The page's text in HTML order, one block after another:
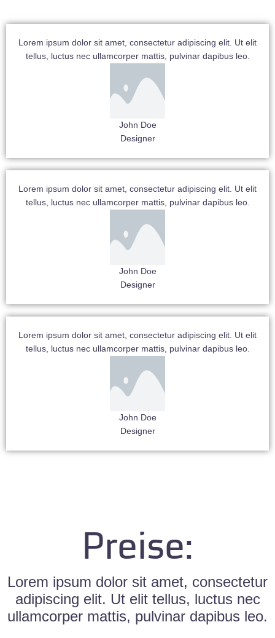
Lorem ipsum dolor sit amet, consectetur adipiscing elit. Ut elit
tellus, luctus nec ullamcorper mattis, pulvinar dapibus leo.
John Doe
Designer
Lorem ipsum dolor sit amet, consectetur adipiscing elit. Ut elit
tellus, luctus nec ullamcorper mattis, pulvinar dapibus leo.
John Doe
Designer
Lorem ipsum dolor sit amet, consectetur adipiscing elit. Ut elit
tellus, luctus nec ullamcorper mattis, pulvinar dapibus leo.
John Doe
Designer
Preise:
Lorem ipsum dolor sit amet, consectetur
adipiscing elit. Ut elit tellus, luctus nec
ullamcorper mattis, pulvinar dapibus leo.